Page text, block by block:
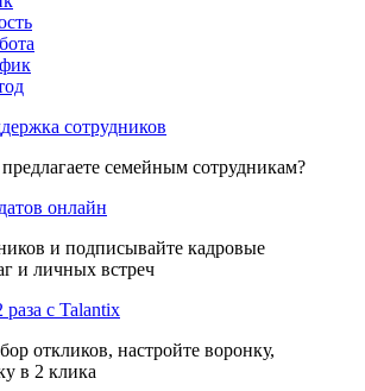
сотрудников
семейным сотрудникам?
онлайн
и подписывайте кадровые
и личных встреч
раза с Talantix
откликов, настройте воронку,
в 2 клика